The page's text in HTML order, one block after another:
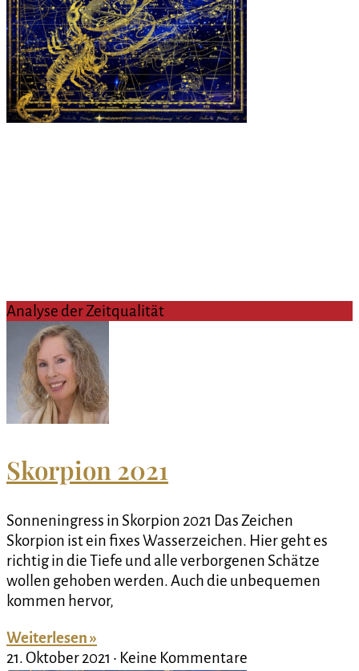
Analyse der Zeitqualität
Skorpion 2021
Sonneningress in Skorpion 2021 Das Zeichen
Skorpion ist ein fixes Wasserzeichen. Hier geht es
richtig in die Tiefe und alle verborgenen Schätze
wollen gehoben werden. Auch die unbequemen
kommen hervor,
Weiterlesen »
21. Oktober 2021
Keine Kommentare